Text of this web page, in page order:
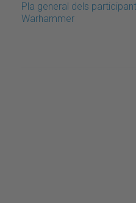
Pla general dels
Warhammer